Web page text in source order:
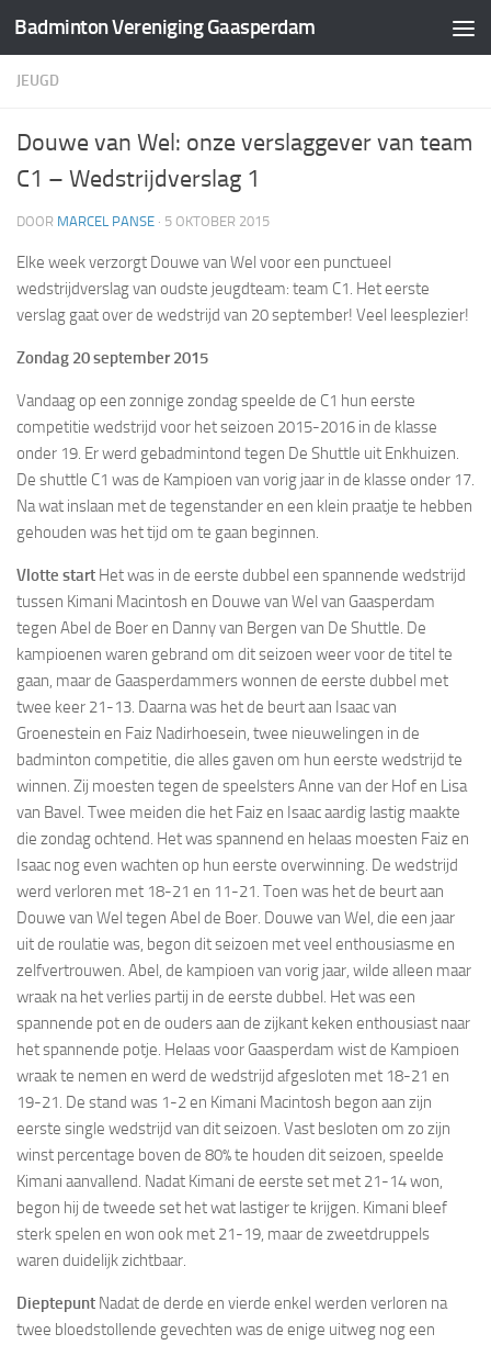
Doorgaan naar inhoud
Badminton Vereniging Gaasperdam
JEUGD
Douwe van Wel: onze verslaggever van team
C1 – Wedstrijdverslag 1
DOOR MARCEL PANSE · 5 OKTOBER 2015
Elke week verzorgt Douwe van Wel voor een punctueel
wedstrijdverslag van oudste jeugdteam: team C1. Het eerste
verslag gaat over de wedstrijd van 20 september! Veel leesplezier!
Zondag 20 september 2015
Vandaag op een zonnige zondag speelde de C1 hun eerste
competitie wedstrijd voor het seizoen 2015-2016 in de klasse
onder 19. Er werd gebadmintond tegen De Shuttle uit Enkhuizen.
De shuttle C1 was de Kampioen van vorig jaar in de klasse onder 17.
Na wat inslaan met de tegenstander en een klein praatje te hebben
gehouden was het tijd om te gaan beginnen.
Vlotte start Het was in de eerste dubbel een spannende wedstrijd
tussen Kimani Macintosh en Douwe van Wel van Gaasperdam
tegen Abel de Boer en Danny van Bergen van De Shuttle. De
kampioenen waren gebrand om dit seizoen weer voor de titel te
gaan, maar de Gaasperdammers wonnen de eerste dubbel met
twee keer 21-13. Daarna was het de beurt aan Isaac van
Groenestein en Faiz Nadirhoesein, twee nieuwelingen in de
badminton competitie, die alles gaven om hun eerste wedstrijd te
winnen. Zij moesten tegen de speelsters Anne van der Hof en Lisa
van Bavel. Twee meiden die het Faiz en Isaac aardig lastig maakte
die zondag ochtend. Het was spannend en helaas moesten Faiz en
Isaac nog even wachten op hun eerste overwinning. De wedstrijd
werd verloren met 18-21 en 11-21. Toen was het de beurt aan
Douwe van Wel tegen Abel de Boer. Douwe van Wel, die een jaar
uit de roulatie was, begon dit seizoen met veel enthousiasme en
zelfvertrouwen. Abel, de kampioen van vorig jaar, wilde alleen maar
wraak na het verlies partij in de eerste dubbel. Het was een
spannende pot en de ouders aan de zijkant keken enthousiast naar
het spannende potje. Helaas voor Gaasperdam wist de Kampioen
wraak te nemen en werd de wedstrijd afgesloten met 18-21 en
19-21. De stand was 1-2 en Kimani Macintosh begon aan zijn
eerste single wedstrijd van dit seizoen. Vast besloten om zo zijn
winst percentage boven de 80% te houden dit seizoen, speelde
Kimani aanvallend. Nadat Kimani de eerste set met 21-14 won,
begon hij de tweede set het wat lastiger te krijgen. Kimani bleef
sterk spelen en won ook met 21-19, maar de zweetdruppels
waren duidelijk zichtbaar.
Dieptepunt Nadat de derde en vierde enkel werden verloren na
twee bloedstollende gevechten was de enige uitweg nog een